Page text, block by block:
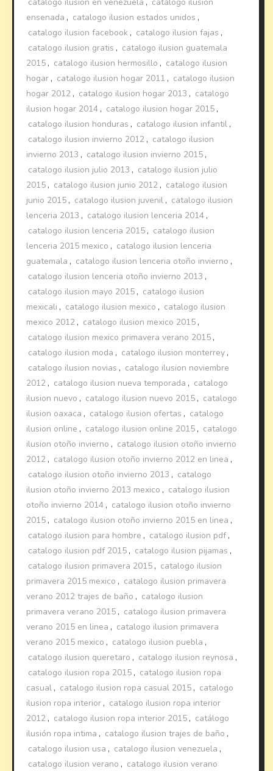
ensenada , catalogo ilusion estados unidos ,
catalogo ilusion facebook , catalogo ilusion fajas ,
catalogo ilusion gratis , catalogo ilusion guatemala
2015 , catalogo ilusion hermosillo , catalogo ilusion
hogar , catalogo ilusion hogar 2011 , catalogo ilusion
hogar 2012 , catalogo ilusion hogar 2013 , catalogo
ilusion hogar 2014 , catalogo ilusion hogar 2015 ,
catalogo ilusion honduras , catalogo ilusion infantil ,
catalogo ilusion invierno 2012 , catalogo ilusion
invierno 2013 , catalogo ilusion invierno 2015 ,
catalogo ilusion julio 2013 , catalogo ilusion julio
2015 , catalogo ilusion junio 2012 , catalogo ilusion
junio 2015 , catalogo ilusion juvenil , catalogo ilusion
lenceria 2013 , catalogo ilusion lenceria 2014 ,
catalogo ilusion lenceria 2015 , catalogo ilusion
lenceria 2015 mexico , catalogo ilusion lenceria
guatemala , catalogo ilusion lenceria otoño invierno ,
catalogo ilusion lenceria otoño invierno 2013 ,
catalogo ilusion mayo 2015 , catalogo ilusion
mexicali , catalogo ilusion mexico , catalogo ilusion
mexico 2012 , catalogo ilusion mexico 2015 ,
catalogo ilusion mexico primavera verano 2015 ,
catalogo ilusion moda , catalogo ilusion monterrey ,
catalogo ilusion novias , catalogo ilusion noviembre
2012 , catalogo ilusion nueva temporada , catalogo
ilusion nuevo , catalogo ilusion nuevo 2015 , catalogo
ilusion oaxaca , catalogo ilusion ofertas , catalogo
ilusion online , catalogo ilusion online 2015 , catalogo
ilusion otoño invierno , catalogo ilusion otoño invierno
2012 , catalogo ilusion otoño invierno 2012 en linea ,
catalogo ilusion otoño invierno 2013 , catalogo
ilusion otoño invierno 2013 mexico , catalogo ilusion
otoño invierno 2014 , catalogo ilusion otoño invierno
2015 , catalogo ilusion otoño invierno 2015 en linea ,
catalogo ilusion para hombre , catalogo ilusion pdf ,
catalogo ilusion pdf 2015 , catalogo ilusion pijamas ,
catalogo ilusion primavera 2015 , catalogo ilusion
primavera 2015 mexico , catalogo ilusion primavera
verano 2012 trajes de baño , catalogo ilusion
primavera verano 2015 , catalogo ilusion primavera
verano 2015 en linea , catalogo ilusion primavera
verano 2015 mexico , catalogo ilusion puebla ,
catalogo ilusion queretaro , catalogo ilusion reynosa ,
catalogo ilusion ropa 2015 , catalogo ilusion ropa
casual , catalogo ilusion ropa casual 2015 , catalogo
ilusion ropa interior , catalogo ilusion ropa interior
2012 , catalogo ilusion ropa interior 2015 , catálogo
ilusión ropa intima , catalogo ilusion trajes de baño ,
catalogo ilusion usa , catalogo ilusion venezuela ,
catalogo ilusion verano , catalogo ilusion verano